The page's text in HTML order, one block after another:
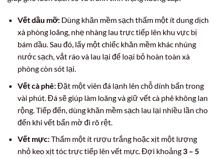
Vết dầu mỡ:Dùng khăn mềm sạch thấm một ít dung dịch
xà phòng loãng, nhẹ nhàng lau trực tiếp lên khu vực bị
bám dầu. Sau đó, lấy một chiếc khăn mềm khác nhúng
nước sạch, vắt ráo và lau lại để loại bỏ hoàn toàn xà
phòng còn sót lại.
Vết cà phê:Đặt một viên đá lạnh lên chỗ dính bẩn trong
vài phút. Đá sẽ giúp làm loãng và giữ vết cà phê không lan
rộng. Tiếp đến, dùng khăn mềm sạch lau lại nhiều lần cho
đến khi vết bẩn mờ đi rõ rệt.
Vết mực:Thấm một ít rượu trắng hoặc xịt một lượng
nhỏ keo xịt tóc trực tiếp lên vết mực. Đợi khoảng3 – 5